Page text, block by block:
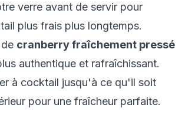
verre avant de servir pour
plus frais plus longtemps.
cranberry fraîchement pressé
authentique et rafraîchissant.
à cocktail jusqu'à ce qu'il soit
pour une fraîcheur parfaite.